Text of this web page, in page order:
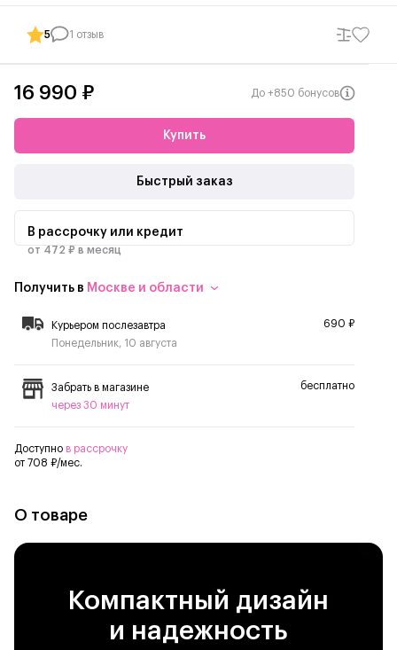
5 1 отзыв
16 990 ₽ До +850 бонусов
Купить
Быстрый заказ
В рассрочку или кредит
от 472 ₽ в месяц
Получить в Москве и области
Курьером послезавтра
Понедельник, 10 августа
690 ₽
Забрать в магазине
через 30 минут
бесплатно
Доступно в рассрочку
от 708 ₽/мес.
О товаре
Компактный дизайн
и надежность